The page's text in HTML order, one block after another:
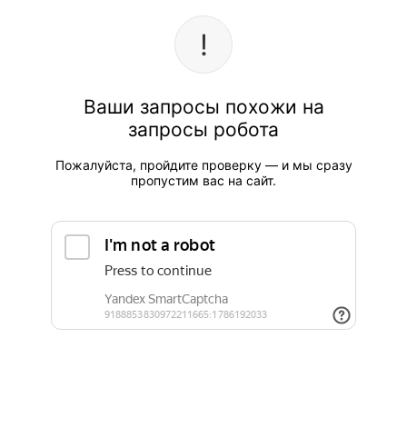
Ваши запросы похожи на
запросы робота
Пожалуйста, пройдите проверку — и мы сразу
пропустим вас на сайт.